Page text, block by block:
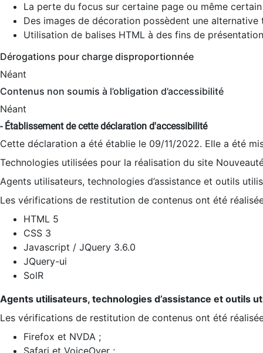
La perte du focus sur certaine page ou même
Des images de décoration possèdent une alternative
Utilisation de balises HTML à des fins de
Dérogations pour charge disproportionnée
Néant
Contenus non soumis à l’obligation d’accessibilité
Néant
- Établissement de cette déclaration d'accessibilité
Cette déclaration a été établie le 09/11/2022. Elle a été
Technologies utilisées pour la réalisation du site
Agents utilisateurs, technologies d’assistance et outils
Les vérifications de restitution de contenus ont été
HTML 5
CSS 3
Javascript / JQuery 3.6.0
JQuery-ui
SolR
Agents utilisateurs, technologies d’assistance et outils
Les vérifications de restitution de contenus ont été
Firefox et NVDA ;
Safari et VoiceOver ;